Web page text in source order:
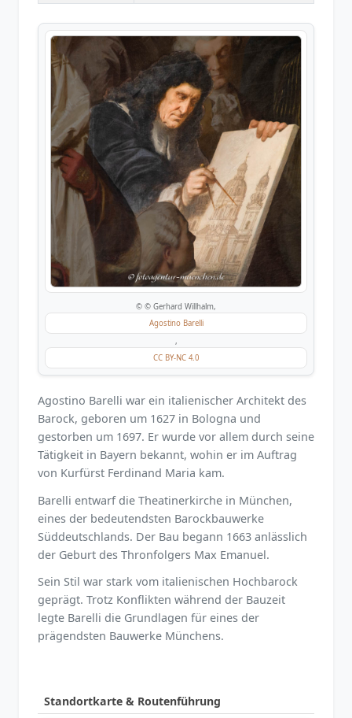
© © Gerhard Willhalm,
Agostino Barelli
,
CC BY-NC 4.0
Agostino Barelli war ein italienischer Architekt des
Barock, geboren um 1627 in Bologna und
gestorben um 1697. Er wurde vor allem durch seine
Tätigkeit in Bayern bekannt, wohin er im Auftrag
von Kurfürst Ferdinand Maria kam.
Barelli entwarf die Theatinerkirche in München,
eines der bedeutendsten Barockbauwerke
Süddeutschlands. Der Bau begann 1663 anlässlich
der Geburt des Thronfolgers Max Emanuel.
Sein Stil war stark vom italienischen Hochbarock
geprägt. Trotz Konflikten während der Bauzeit
legte Barelli die Grundlagen für eines der
prägendsten Bauwerke Münchens.
Standortkarte & Routenführung